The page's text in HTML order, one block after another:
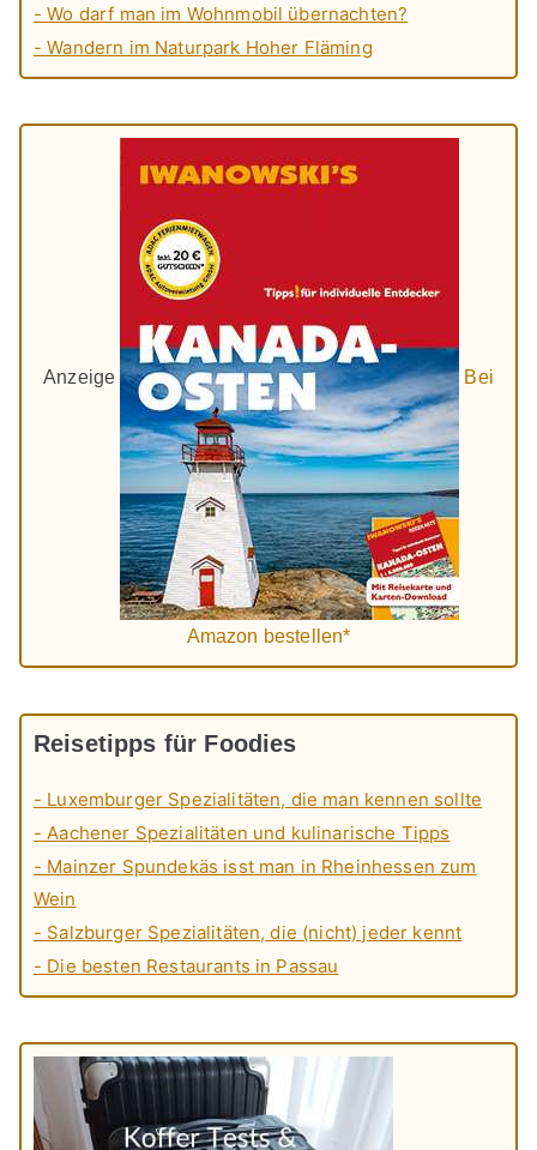
- Wo darf man im Wohnmobil übernachten?
- Wandern im Naturpark Hoher Fläming
Anzeige Bei
Amazon bestellen*
Reisetipps für Foodies
- Luxemburger Spezialitäten, die man kennen sollte
- Aachener Spezialitäten und kulinarische Tipps
- Mainzer Spundekäs isst man in Rheinhessen zum
Wein
- Salzburger Spezialitäten, die (nicht) jeder kennt
- Die besten Restaurants in Passau